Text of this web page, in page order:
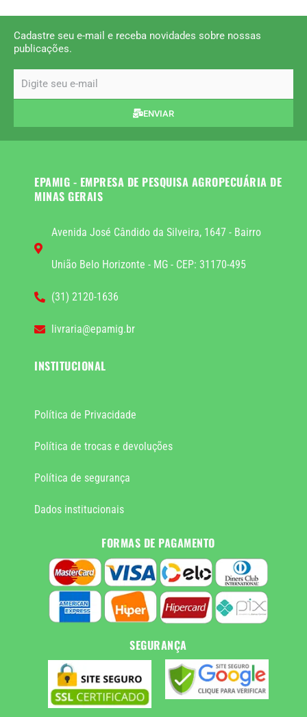
Cadastre seu e-mail e receba novidades sobre nossas
publicações.
ENVIAR
EPAMIG - EMPRESA DE PESQUISA AGROPECUÁRIA DE
MINAS GERAIS
Avenida José Cândido da Silveira, 1647 - Bairro
União Belo Horizonte - MG - CEP: 31170-495
(31) 2120-1636
livraria@epamig.br
INSTITUCIONAL
Política de Privacidade
Política de trocas e devoluções
Política de segurança
Dados institucionais
FORMAS DE PAGAMENTO
SEGURANÇA